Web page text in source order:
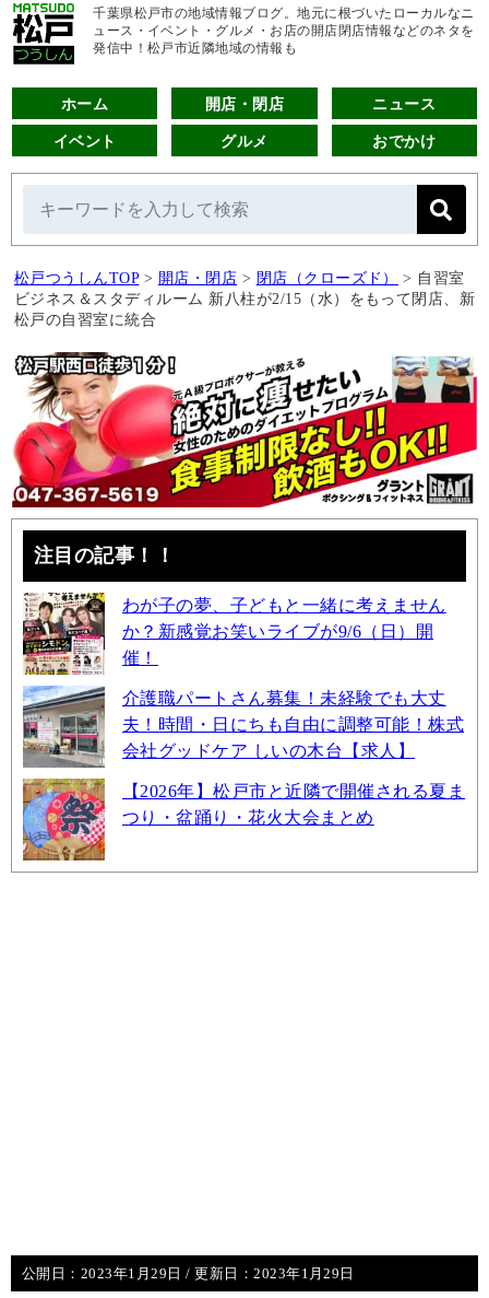
千葉県松戸市の地域情報ブログ。地元に根づいたローカルなニ
ュース・イベント・グルメ・お店の開店閉店情報などのネタを
発信中！松戸市近隣地域の情報も
ホーム 開店・閉店 ニュース
イベント グルメ おでかけ
松戸つうしんTOP > 開店・閉店 > 閉店（クローズド） > 自習室
ビジネス＆スタディルーム 新八柱が2/15（水）をもって閉店、新
松戸の自習室に統合
注目の記事！！
わが子の夢、子どもと一緒に考えません
か？新感覚お笑いライブが9/6（日）開
催！
介護職パートさん募集！未経験でも大丈
夫！時間・日にちも自由に調整可能！株式
会社グッドケア しいの木台【求人】
【2026年】松戸市と近隣で開催される夏ま
つり・盆踊り・花火大会まとめ
公開日： 2023年1月29日 / 更新日：2023年1月29日